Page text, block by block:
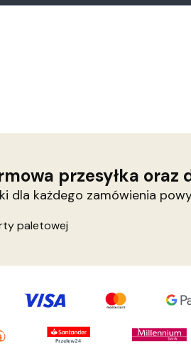
przesyłka
dla każdego zamówienia
paletowej